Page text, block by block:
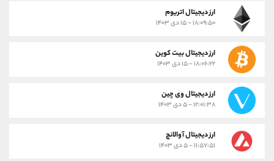
ارز دیجیتال اتریوم
۱۸:۰۹:۵۰ - ۱۵ دی ۱۴۰۳
ارز دیجیتال بیت کوین
۱۸:۰۶:۲۲ - ۱۵ دی ۱۴۰۳
ارز دیجیتال وی چین
۱۲:۰۱:۳۸ - ۵ دی ۱۴۰۳
ارز دیجیتال آوالانچ
۱۱:۵۷:۵۱ - ۵ دی ۱۴۰۳